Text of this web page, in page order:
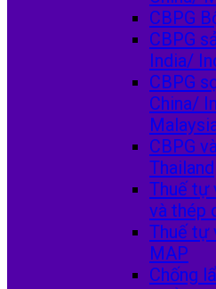
CBPG
CBPG
India/
CBPG
China/
CBPG
Thailand
Thuế tự
và thép
Thuế tự
MAP
Chống